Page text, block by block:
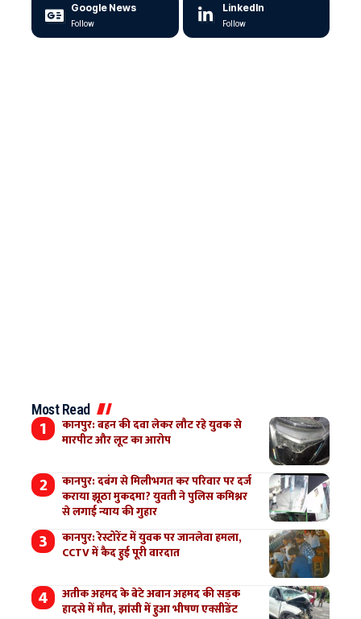
Google News
Follow
LinkedIn
Follow
Most Read
कानपुर: बहन की दवा लेकर लौट रहे युवक से
मारपीट और लूट का आरोप
कानपुर: दबंग से मिलीभगत कर परिवार पर दर्ज
कराया झूठा मुकदमा? युवती ने पुलिस कमिश्नर
से लगाई न्याय की गुहार
कानपुर: रेस्टोरेंट में युवक पर जानलेवा हमला,
CCTV में कैद हुई पूरी वारदात
अतीक अहमद के बेटे अबान अहमद की सड़क
हादसे में मौत, झांसी में हुआ भीषण एक्सीडेंट